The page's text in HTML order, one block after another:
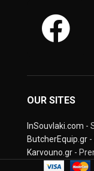
OUR SITES
InSouvlaki.com -
ButcherEquip.gr-
Karvouno.gr-